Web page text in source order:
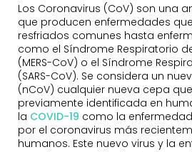
Los Coronavirus (CoV) son una
que producen enfermedades
resfriados comunes hasta
como el Síndrome Respiratorio
(MERS-CoV) o el Síndrome
(SARS-CoV). Se considera un
(nCoV) cualquier nueva cepa
previamente identificada en
la COVID-19 como la
por el coronavirus más
humanos. Este nuevo virus y la